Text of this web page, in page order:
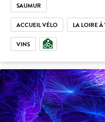
SAUMUR
ACCUEIL VÉLO LA LOIRE À
VINS